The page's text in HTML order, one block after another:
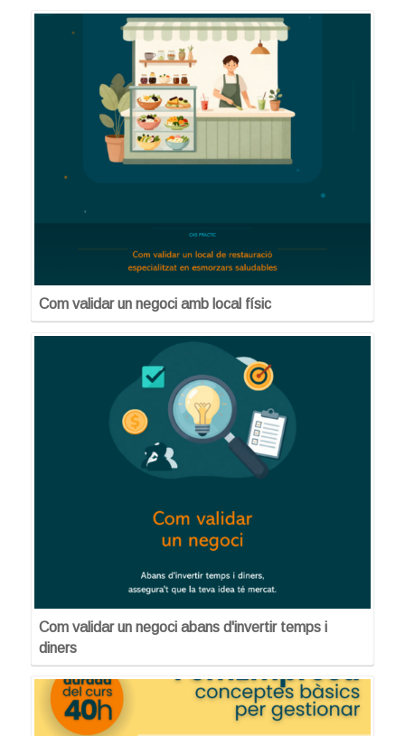
Com validar un negoci amb local físic
Com validar un negoci abans d'invertir temps i
diners